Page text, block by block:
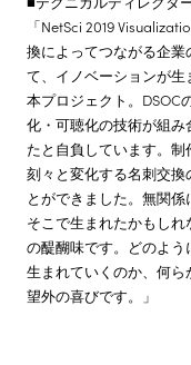
「NetSci 2019
換によってつながる企
て、イノベーションが
本プロジェクト。DSOC
化・可聴化の技術が組
たと自負しています。
刻々と変化する名刺交
とができました。無関係
そこで生まれたかもし
の醍醐味です。どのよ
生まれていくのか、何
望外の喜びです。」